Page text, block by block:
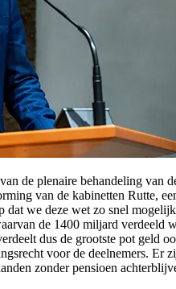
de plenaire behandeling van
van de kabinetten Rutte,
dat we deze wet zo snel
de 1400 miljard verdeeld
dus de grootste pot geld
voor de deelnemers. Er
zonder pensioen